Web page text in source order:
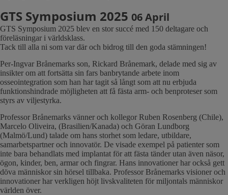
GTS Symposium 2025 06 April
GTS Symposium 2025 blev en stor succé med 150 deltagare och
föreläsningar i världsklass.
Tack till alla ni som var där och bidrog till den goda stämningen!
Per-Ingvar Brånemarks son, Rickard Brånemark, delade med sig av
insikter om att fortsätta sin fars banbrytande arbete inom
osseointegration som han har tagit så långt som att nu erbjuda
funktionshindrade möjligheten att få fästa arm- och benproteser som
styrs av viljestyrka.
Professor Brånemarks vänner och kollegor Ruben Rosenberg (Chile),
Marcelo Oliveira, (Brasilien/Kanada) och Göran Lundborg
(Malmö/Lund) talade om hans storhet som ledare, utbildare,
samarbetspartner och innovatör. De visade exempel på patienter som
inte bara behandlats med implantat för att fästa tänder utan även näsor,
ögon, kinder, ben, armar och fingrar. Hans innovationer har också gett
döva människor sin hörsel tillbaka. Professor Brånemarks visioner och
innovationer har verkligen höjt livskvaliteten för miljontals människor
världen över.